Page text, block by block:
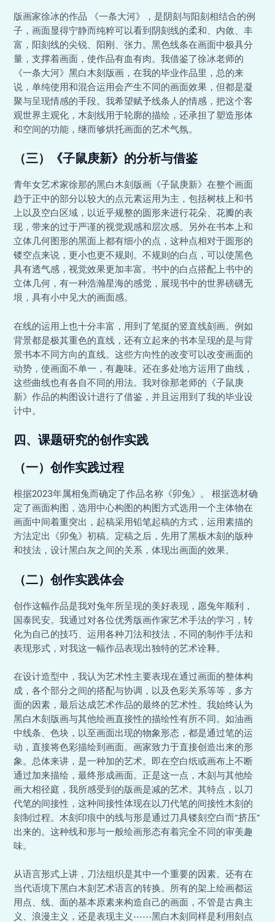
版画家徐冰的作品 《一条大河》，是阴刻与阳刻相结合的例
子，画面显得宁静而纯粹可以看到阴刻线的柔和、内敛、丰
富，阳刻线的尖锐、阳刚、张力。黑色线条在画面中极具分
量，支撑着画面，使作品有血有肉。我借鉴了徐冰老师的
《一条大河》黑白木刻版画，在我的毕业作品里，总的来
说，单纯使用和混合运用会产生不同的画面效果，但都是凝
聚与呈现情感的手段。我希望赋予线条人的情感，把这个客
观世界主观化，木刻线用于轮廓的描绘，还承担了塑造形体
和空间的功能，继而够烘托画面的艺术气氛。
（三）《子鼠庚新》的分析与借鉴
青年女艺术家徐那的黑白木刻版画《子鼠庚新》在整个画面
趋于正中的部分以较大的点元素运用为主，包括树枝上和书
上以及空白区域，以近乎规整的圆形来进行花朵、花瓣的表
现，带来的过于严谨的视觉观感和层次感。另外在书本上和
立体几何图形的黑面上都有细小的点，这种点相对于圆形的
镂空点来说，更小也更不规则。不规则的白点，可以使黑色
具有透气感，视觉效果更加丰富。书中的白点搭配上书中的
立体几何，有一种浩瀚星海的感觉，展现书中的世界磅礴无
垠，具有小中见大的画面感。
在线的运用上也十分丰富，用到了笔挺的竖直线刻画。例如
背景都是极其重色的直线，还有立起来的书本呈现的是与背
景书本不同方向的直线。这些方向性的改变可以改变画面的
动势，使画面不单一，有趣味。还在多处地方运用了曲线，
这些曲线也有各自不同的用法。我对徐那老师的《子鼠庚
新》作品的构图设计进行了借鉴，并且运用到了我的毕业设
计中。
四、课题研究的创作实践
（一）创作实践过程
根据2023年属相兔而确定了作品名称《卯兔》。 根据选材确
定了画面构图，选用中心构图的构图方式选用一个主体物在
画面中间着重突出，起稿采用铅笔起稿的方式，运用素描的
方法定出《卯兔》初稿。定稿之后，先用了黑板木刻的版种
和技法，设计黑白灰之间的关系，体现出画面的效果。
（二）创作实践体会
创作这幅作品是我对兔年所呈现的美好表现，愿兔年顺利，
国泰民安。我通过对各位优秀版画作家艺术手法的学习，转
化为自己的技巧、运用各种刀法和技法，不同的制作手法和
表现形式，对我这一幅作品表现出独特的艺术诠释。
在设计造型中，我认为艺术性主要表现在通过画面的整体构
成，各个部分之间的搭配与协调，以及色彩关系等等，多方
面的因素，最后达成艺术作品的最终的艺术性。我始终认为
黑白木刻版画与其他绘画直接性的描绘性有所不同。如油画
中线条、色块，以至画面出现的物象形态，都是通过笔的运
动，直接将色彩描绘到画面。画家致力于直接创造出来的形
象。总体来讲，是一种加的艺术。即在空白纸或画布上不断
通过加来描绘，最终形成画面。正是这一点，木刻与其他绘
画大相径庭，我所感受到的版画是减的艺术。其特点，以刀
代笔的间接性，这种间接性体现在以刀代笔的间接性木刻的
刻制过程。木刻印痕中的线与形是通过刀具镂刻空白而“挤压”
出来的。这种线和形与一般绘画形态有着完全不同的审美趣
味。
从语言形式上讲，刀法组织是其中一个重要的因素。还有在
当代语境下黑白木刻艺术语言的转换。所有的架上绘画都运
用点、线、面的基本原素来构造自己的画面，不管是古典主
义、浪漫主义，还是表现主义⋯⋯黑白木刻同样是利用刻点